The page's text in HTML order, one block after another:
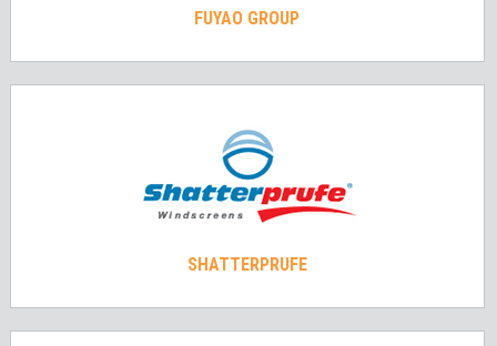
FUYAO GROUP
SHATTERPRUFE